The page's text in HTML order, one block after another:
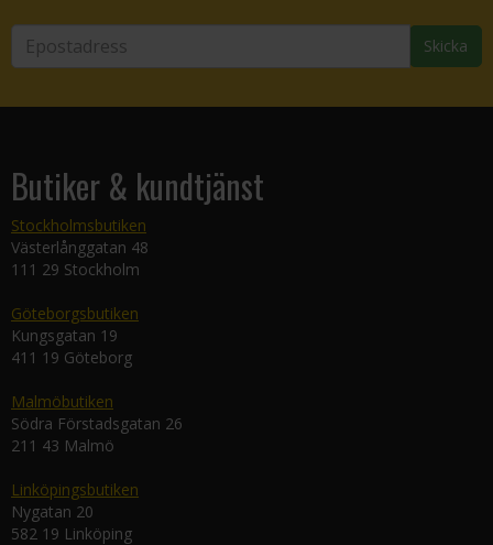
Skicka
Butiker & kundtjänst
Stockholmsbutiken
Västerlånggatan 48
111 29 Stockholm
Göteborgsbutiken
Kungsgatan 19
411 19 Göteborg
Malmöbutiken
Södra Förstadsgatan 26
211 43 Malmö
Linköpingsbutiken
Nygatan 20
582 19 Linköping